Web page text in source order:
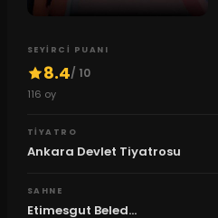
SEYIRCI PUANI
8.4/ 10
116 oy
TIYATRO
Ankara Devlet Tiyatrosu
SAHNE
Etimesgut Beled...